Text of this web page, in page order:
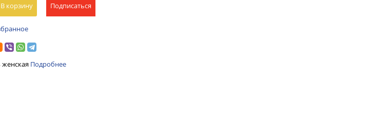
В корзину Подписаться
женская Подробнее